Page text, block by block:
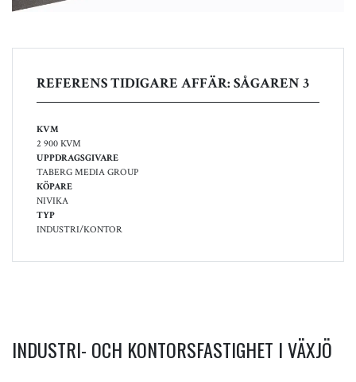
REFERENS TIDIGARE AFFÄR: SÅGAREN 3
KVM
2 900 KVM
UPPDRAGSGIVARE
TABERG MEDIA GROUP
KÖPARE
NIVIKA
TYP
INDUSTRI/KONTOR
INDUSTRI- OCH KONTORSFASTIGHET I VÄXJÖ